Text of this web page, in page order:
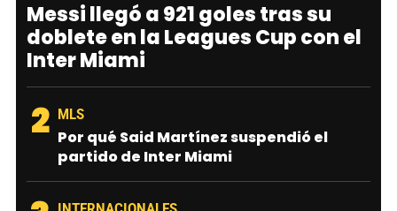
Messi llegó a 921 goles tras su
doblete en la Leagues Cup con el
Inter Miami
2 MLS
Por qué Said Martínez suspendió el
partido de Inter Miami